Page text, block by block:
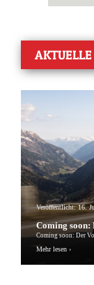
Veröffentlicht: 16.
Coming soon:
Mehr lesen ›
Coming soon: Der